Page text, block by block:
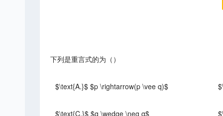
下列是重言式的为（）
$\text{A.}$ $p \rightarrow(p \vee q)$
$\text{C.}$ $q \wedge \neg q$